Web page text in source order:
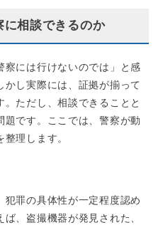
に相談できるのか
察には行けないのでは」と感
かし実際には、証拠が揃って
ただし、相談できることと
です。ここでは、警察が動
理します。
罪の具体性が一定程度認め
、盗撮機器が発見された、